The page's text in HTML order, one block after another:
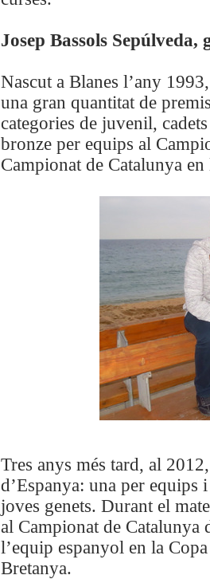
Josep Bassols Sepúlveda,
Nascut a Blanes l’any
una gran quantitat de
categories de juvenil,
bronze per equips al
Campionat de Catalunya
Tres anys més tard, al
d’Espanya: una per equips
joves genets. Durant el
al Campionat de Catalunya
l’equip espanyol en la
Bretanya.